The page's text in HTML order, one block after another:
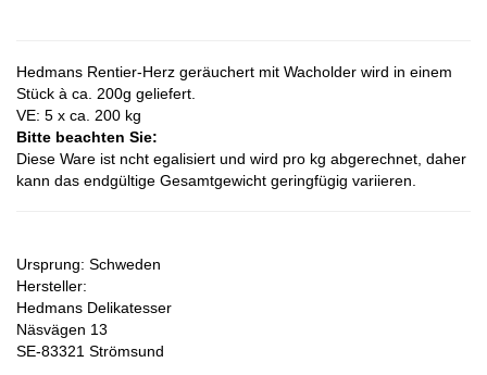
Hedmans Rentier-Herz geräuchert mit Wacholder wird in einem
Stück à ca. 200g geliefert.
VE: 5 x ca. 200 kg
Bitte beachten Sie:
Diese Ware ist ncht egalisiert und wird pro kg abgerechnet, daher
kann das endgültige Gesamtgewicht geringfügig variieren.
Ursprung: Schweden
Hersteller:
Hedmans Delikatesser
Näsvägen 13
SE-83321 Strömsund